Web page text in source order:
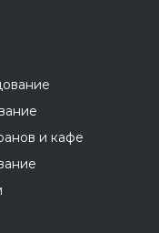
и кафе